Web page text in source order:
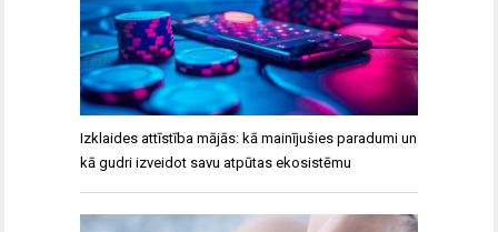
Izklaides attīstība mājās: kā mainījušies paradumi un
kā gudri izveidot savu atpūtas ekosistēmu